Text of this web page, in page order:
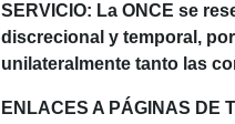
SERVICIO: La ONCE se
discrecional y temporal,
unilateralmente tanto las
ENLACES A PÁGINAS DE